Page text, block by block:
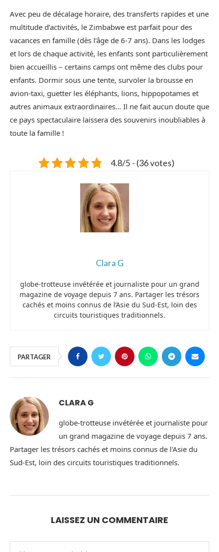
Avec peu de décalage horaire, des transferts rapides et une
multitude d’activités, le Zimbabwe est parfait pour des
vacances en famille (dès l’âge de 6-7 ans). Dans les lodges
et lors de chaque activité, les enfants sont particulièrement
bien accueillis – certains camps ont même des clubs pour
enfants. Dormir sous une tente, survoler la brousse en
avion-taxi, guetter les éléphants, lions, hippopotames et
autres animaux extraordinaires… Il ne fait aucun doute que
ce pays spectaculaire laissera des souvenirs inoubliables à
toute la famille !
4.8/5 - (36 votes)
Clara G
globe-trotteuse invétérée et journaliste pour un grand
magazine de voyage depuis 7 ans. Partager les trésors
cachés et moins connus de l’Asie du Sud-Est, loin des
circuits touristiques traditionnels.
PARTAGER
CLARA G
globe-trotteuse invétérée et journaliste pour
un grand magazine de voyage depuis 7 ans.
Partager les trésors cachés et moins connus de l'Asie du
Sud-Est, loin des circuits touristiques traditionnels.
LAISSEZ UN COMMENTAIRE